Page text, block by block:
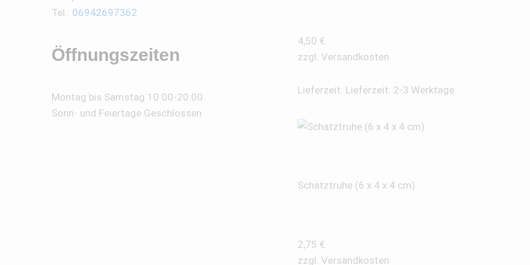
Tel.: 06942697362
Öffnungszeiten
Montag bis Samstag 10:00-20:00
Sonn- und Feiertage Geschlossen
4,50 €
zzgl. Versandkosten
Lieferzeit: Lieferzeit: 2-3 Werktage
Schatztruhe (6 x 4 x 4 cm)
2,75 €
zzgl. Versandkosten